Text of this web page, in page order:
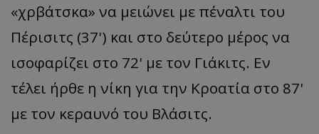
«χρβάτσκα» να μειώνει με πέναλτι του
Πέρισιτς (37') και στο δεύτερο μέρος να
ισοφαρίζει στο 72' με τον Γιάκιτς. Εν
τέλει ήρθε η νίκη για την Κροατία στο 87'
με τον κεραυνό του Βλάσιτς.